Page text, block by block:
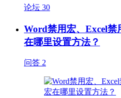
论坛 30
Word禁用宏、Excel
在哪里设置方法？
问答 2